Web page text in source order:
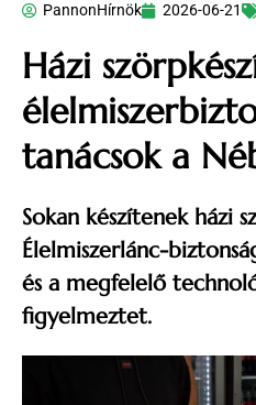
PannonHírnök 2026-06-21
Házi
tanácsok a
Sokan készítenek házi
Élelmiszerlánc-
és a megfelelő
figyelmeztet.